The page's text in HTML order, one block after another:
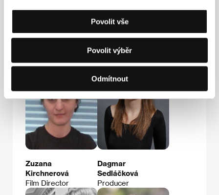
Povolit vše
Povolit výběr
Odmítnout
Zuzana
Kirchnerová
Film Director
Dagmar
Sedláčková
Producer